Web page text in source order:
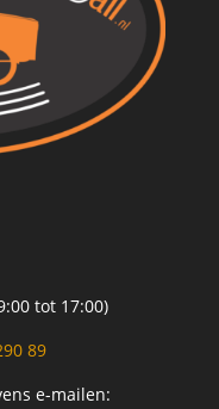
tot 17:00)
89
e-mailen: